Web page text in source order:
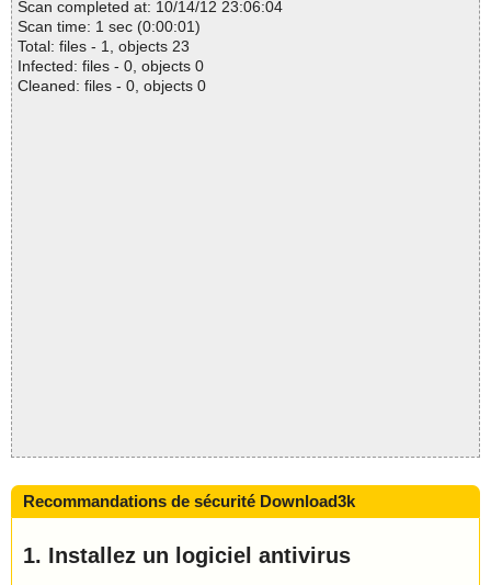
Scan completed at: 10/14/12 23:06:04
Scan time: 1 sec (0:00:01)
Total: files - 1, objects 23
Infected: files - 0, objects 0
Cleaned: files - 0, objects 0
Recommandations de sécurité Download3k
1. Installez un logiciel antivirus